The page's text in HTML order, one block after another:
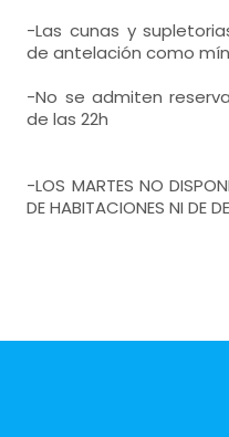
papel wc,
- Habitación con
en vez de baño).
secador de pelo,
-Las cunas y
de antelación como
-No se admiten
de las 22h
-LOS MARTES NO
DE HABITACIONES NI DE